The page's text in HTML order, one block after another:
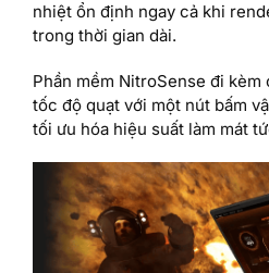
nhiệt ổn định ngay cả khi
trong thời gian dài.
Phần mềm NitroSense đi
tốc độ quạt với một nút bấm
tối ưu hóa hiệu suất làm mát